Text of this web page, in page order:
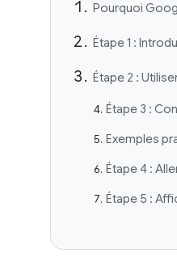
Pourquoi
Étape 1 :
Étape 2 :
Étape 3 :
Exemples
Étape 4 :
Étape 5 :